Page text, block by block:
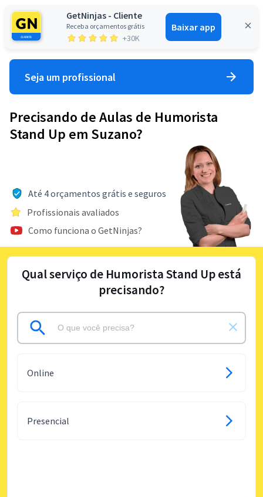
GetNinjas - Cliente
Receba orçamentos grátis
+30K
Baixar app
Entrar
Seja um profissional
Precisando de Aulas de Humorista
Stand Up em Suzano?
Até 4 orçamentos grátis e seguros
Profissionais avaliados
Como funciona o GetNinjas?
Qual serviço de Humorista Stand Up está
precisando?
Online
Presencial